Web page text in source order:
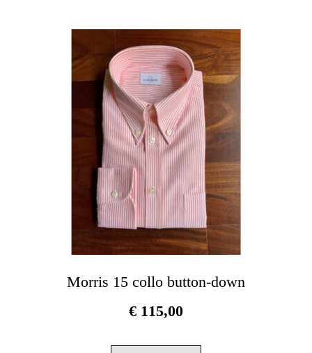
Le
opzioni
possono
essere
scelte
nella
pagina
del
prodotto
Morris 15 collo button-down
€ 115,00
Questo